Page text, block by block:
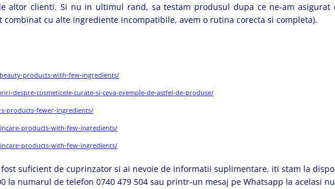
altor clienti. Si nu in ultimul rand, sa testam produsul dupa ce ne-am asigurat
cu alte ingrediente incompatibile, avem o rutina corecta si completa).
products-with-few-ingredients/
despre-cosmeticele-curate-si-ceva-exemple-de-astfel-de-produse/
products-fewer-ingredients/
products-with-few-ingredients/
products-with-few-ingredients/
suficient de cuprinzator si ai nevoie de informatii suplimentare, iti stam la
la numarul de telefon 0740 479 504 sau printr-un mesaj pe Whatsapp la acelasi